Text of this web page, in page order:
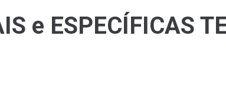
e ESPECÍFICAS